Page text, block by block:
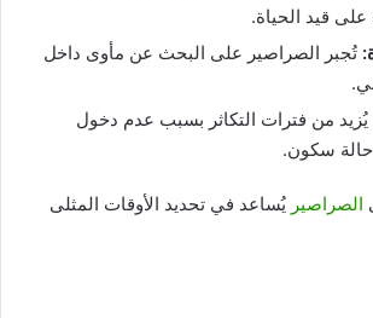
على قيد الحياة.
: تُجبر الصراصير على البحث عن مأوى داخل
يُزيد من فترات التكاثر بسبب عدم دخول
سكون.
الصراصير يُساعد في تحديد الأوقات المثلى